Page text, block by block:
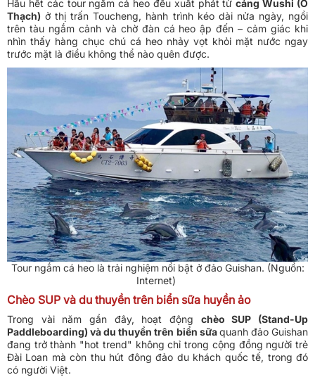
Hầu hết các tour ngắm cá heo đều xuất phát từcảng Wushi (Ô
Thạch) ở thị trấn Toucheng, hành trình kéo dài nửa ngày, ngồi
trên tàu ngắm cảnh và chờ đàn cá heo ập đến – cảm giác khi
nhìn thấy hàng chục chú cá heo nhảy vọt khỏi mặt nước ngay
trước mặt là điều không thể nào quên được.
Tour ngắm cá heo là trải nghiệm nổi bật ở đảo Guishan. (Nguồn:
Internet)
Chèo SUP và du thuyền trên biển sữa huyền ảo
Trong vài năm gần đây, hoạt động chèo SUP (Stand-Up
Paddleboarding) và du thuyền trên biển sữaquanh đảo Guishan
đang trở thành "hot trend" không chỉ trong cộng đồng người trẻ
Đài Loan mà còn thu hút đông đảo du khách quốc tế, trong đó
có người Việt.